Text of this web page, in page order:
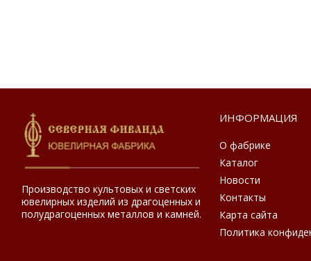
Производство культовых и светских
ювелирных изделий из драгоценных и
полудрагоценных металлов и камней.
ИНФОРМАЦИЯ
О фабрике
Каталог
Новости
Контакты
Карта сайта
Политика